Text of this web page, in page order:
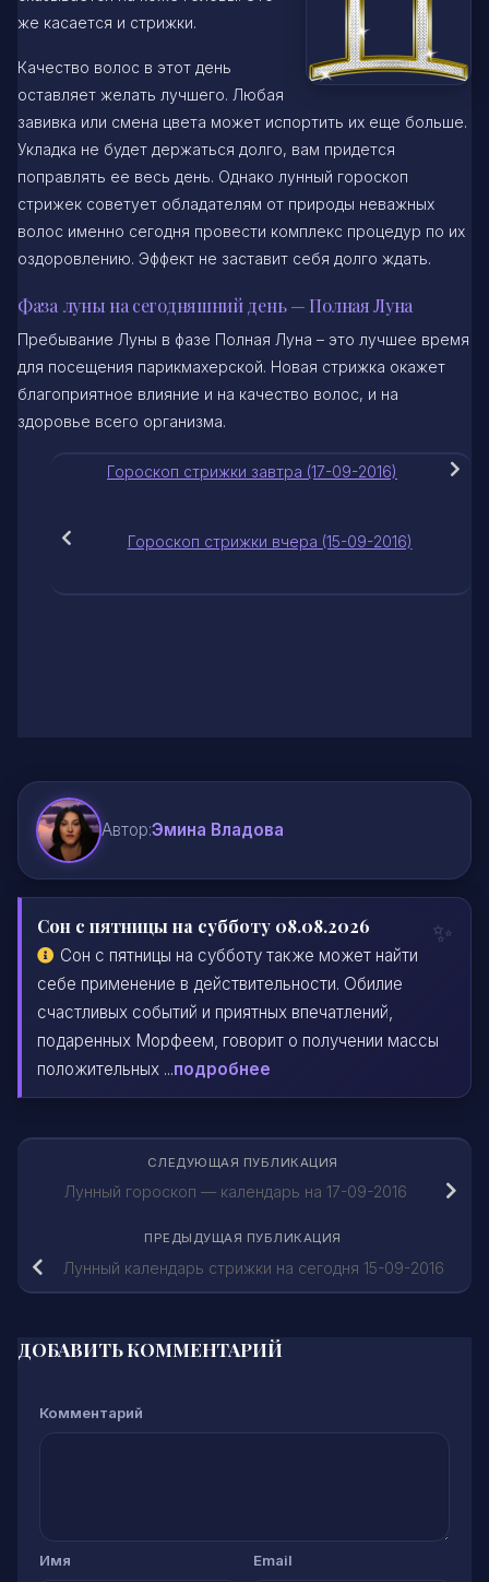
же касается и стрижки.
Качество волос в этот день
оставляет желать лучшего. Любая
завивка или смена цвета может испортить их еще больше.
Укладка не будет держаться долго, вам придется
поправлять ее весь день. Однако лунный гороскоп
стрижек советует обладателям от природы неважных
волос именно сегодня провести комплекс процедур по их
оздоровлению. Эффект не заставит себя долго ждать.
Фаза луны на сегодняшний день — Полная Луна
Пребывание Луны в фазе Полная Луна – это лучшее время
для посещения парикмахерской. Новая стрижка окажет
благоприятное влияние и на качество волос, и на
здоровье всего организма.
Гороскоп стрижки завтра (17-09-2016)
Гороскоп стрижки вчера (15-09-2016)
Автор:Эмина Владова
Сон с пятницы на субботу 08.08.2026
Сон с пятницы на субботу также может найти
себе применение в действительности. Обилие
счастливых событий и приятных впечатлений,
подаренных Морфеем, говорит о получении массы
положительных ...подробнее
СЛЕДУЮЩАЯ ПУБЛИКАЦИЯ
Лунный гороскоп — календарь на 17-09-2016
ПРЕДЫДУЩАЯ ПУБЛИКАЦИЯ
Лунный календарь стрижки на сегодня 15-09-2016
ДОБАВИТЬ КОММЕНТАРИЙ
Комментарий
Имя Email